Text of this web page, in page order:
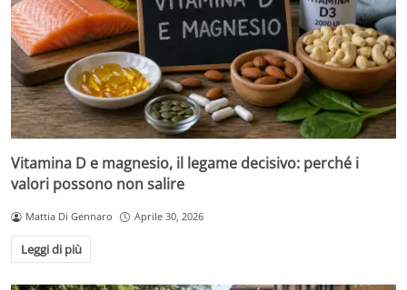
Vitamina D e magnesio, il legame decisivo: perché i
valori possono non salire
Mattia Di Gennaro Aprile 30, 2026
Leggi di più